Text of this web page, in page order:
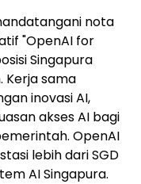
nota
"OpenAI for
Singapura
Kerja sama
inovasi AI,
akses AI bagi
OpenAI
lebih dari SGD
AI Singapura.